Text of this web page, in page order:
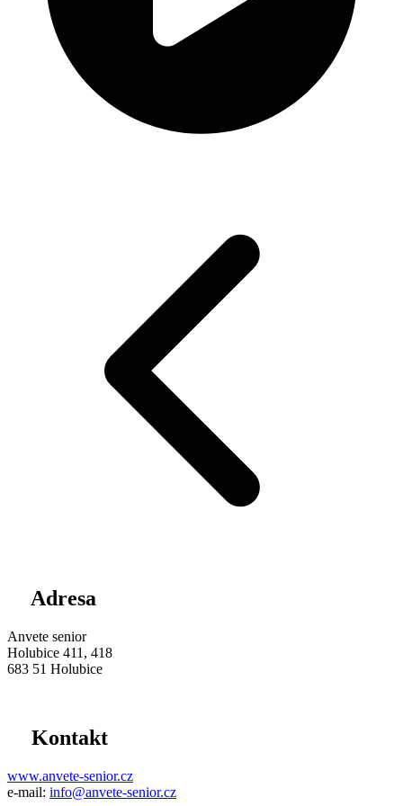
Adresa
Anvete senior
Holubice 411, 418
683 51 Holubice
Kontakt
www.anvete-senior.cz
e-mail: info@anvete-senior.cz